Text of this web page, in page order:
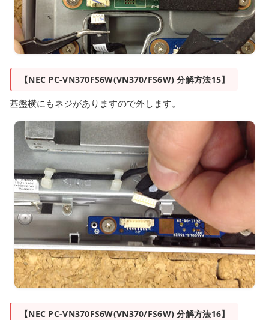
【NEC PC-VN370FS6W(VN370/FS6W) 分解方法15】
基盤横にもネジがありますので外します。
【NEC PC-VN370FS6W(VN370/FS6W) 分解方法16】